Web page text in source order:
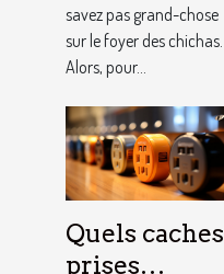
savez pas grand-chose
sur le foyer des chichas.
Alors, pour...
Quels caches
prises